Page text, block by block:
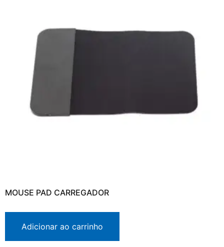
MOUSE PAD CARREGADOR
Adicionar ao carrinho